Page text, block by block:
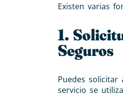
Existen varias
1.
Seguros
Puedes
servicio se